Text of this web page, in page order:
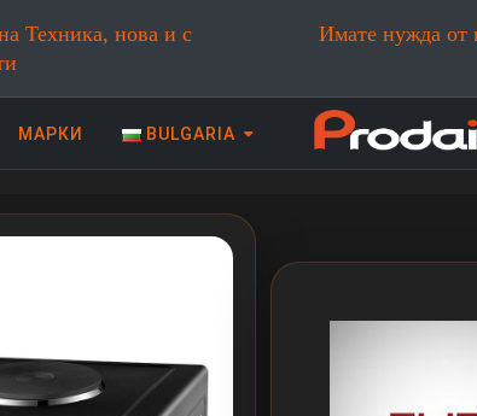
Техника, нова и с
Имате нужда от
МАРКИ BULGARIA